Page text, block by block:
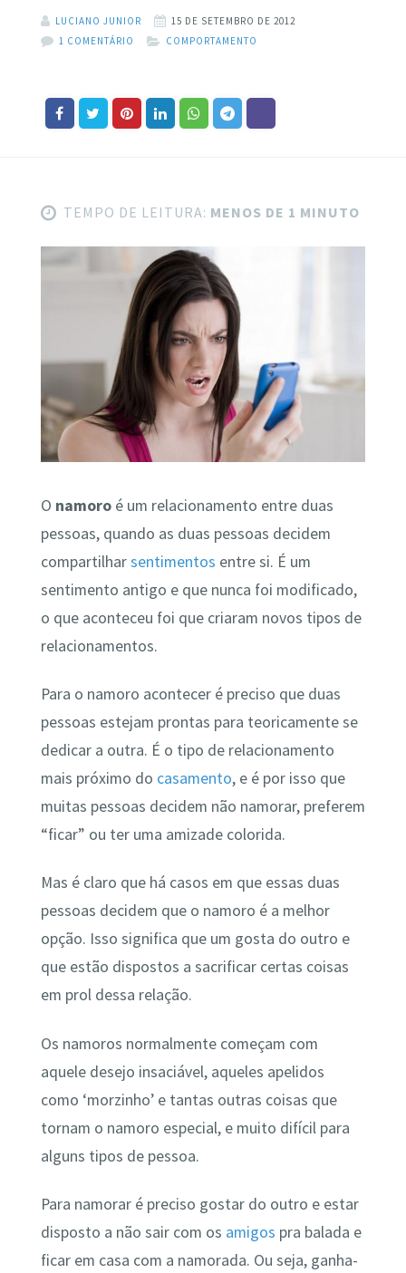
LUCIANO JUNIOR
15 DE SETEMBRO DE 2012
1 COMENTÁRIO
COMPORTAMENTO
TEMPO DE LEITURA: MENOS DE 1 MINUTO
O namoroé um relacionamento entre duas
pessoas, quando as duas pessoas decidem
compartilharsentimentos entre si. É um
sentimento antigo e que nunca foi modificado,
o que aconteceu foi que criaram novos tipos de
relacionamentos.
Para o namoro acontecer é preciso que duas
pessoas estejam prontas para teoricamente se
dedicar a outra. É o tipo de relacionamento
mais próximo do casamento, e é por isso que
muitas pessoas decidem não namorar, preferem
“ficar” ou ter uma amizade colorida.
Mas é claro que há casos em que essas duas
pessoas decidem que o namoro é a melhor
opção. Isso significa que um gosta do outro e
que estão dispostos a sacrificar certas coisas
em prol dessa relação.
Os namoros normalmente começam com
aquele desejo insaciável, aqueles apelidos
como ‘morzinho’ e tantas outras coisas que
tornam o namoro especial, e muito difícil para
alguns tipos de pessoa.
Para namorar é preciso gostar do outro e estar
disposto a não sair com os amigos pra balada e
ficar em casa com a namorada. Ou seja, ganha-